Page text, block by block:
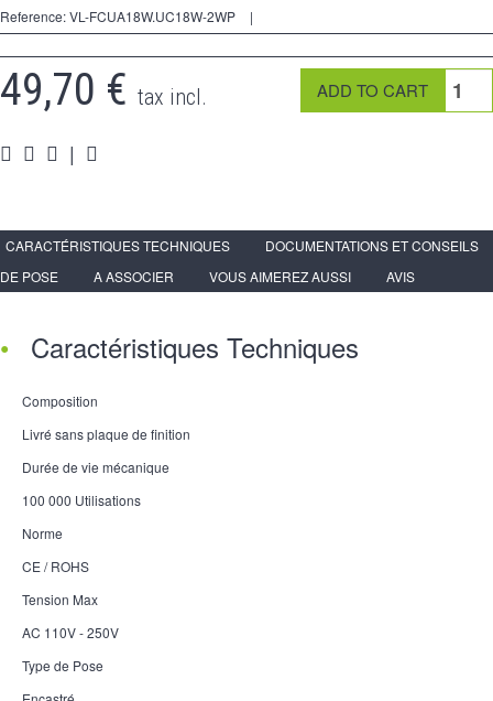
Accessories
Media
Reseller program - LIVOLO France Official Website
Reference:VL-FCUA18W.UC18W-2WP |
49,70 € tax incl.
|
CARACTÉRISTIQUES TECHNIQUES
DOCUMENTATIONS ET CONSEILS
DE POSE
A ASSOCIER VOUS AIMEREZ AUSSI AVIS
Caractéristiques Techniques
Composition
Livré sans plaque de finition
Durée de vie mécanique
100 000 Utilisations
Norme
CE / ROHS
Tension Max
AC 110V - 250V
Type de Pose